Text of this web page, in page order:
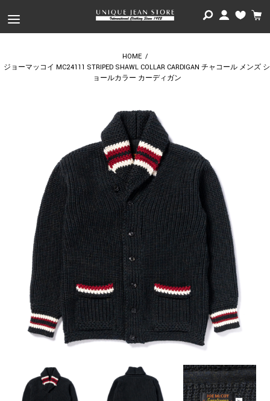
HOME /
ジョーマッコイ MC24111 STRIPED SHAWL COLLAR CARDIGAN チャコール メンズ シ
ョールカラー カーディガン